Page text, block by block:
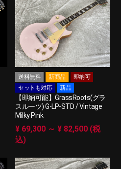
送料無料 新商品
即納可
セットも対応
新品
【即納可能】GrassRoots(グラ
スルーツ) G-LP-STD / Vintage
Milky Pink
¥ 69,300 ～ ¥ 82,500 (税
込)